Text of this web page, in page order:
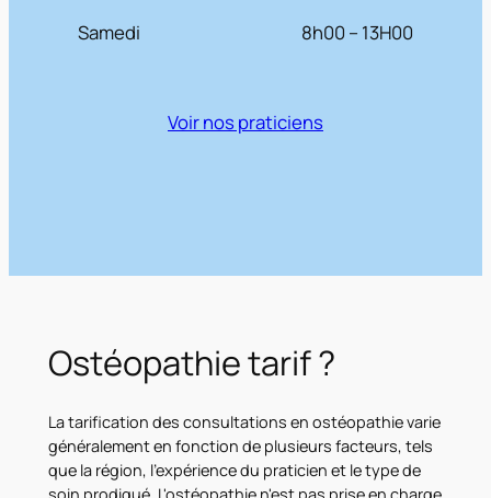
Samedi
8h00 – 13H00
Voir nos praticiens
Ostéopathie tarif ?
La tarification des consultations en ostéopathie varie
généralement en fonction de plusieurs facteurs, tels
que la région, l'expérience du praticien et le type de
soin prodigué. L'ostéopathie n'est pas prise en charge